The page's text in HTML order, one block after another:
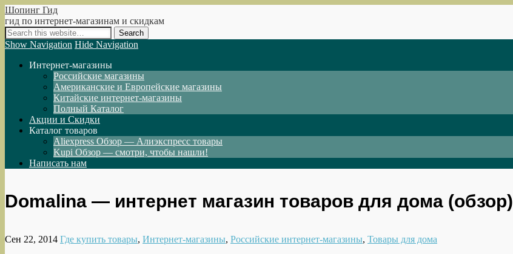
Шопинг Гид
гид по интернет-магазинам и скидкам
Show Navigation Hide Navigation
Интернет-магазины
Российские магазины
Американские и Европейские магазины
Китайские интернет-магазины
Полный Каталог
Акции и Скидки
Каталог товаров
Aliexpress Обзор — Алиэкспресс товары
Kupi Обзор — смотри, чтобы нашли!
Написать нам
Domalina — интернет магазин товаров для дома (обзор)
Сен 22, 2014 Где купить товары, Интернет-магазины, Российские интернет-магазины, Товары для дома